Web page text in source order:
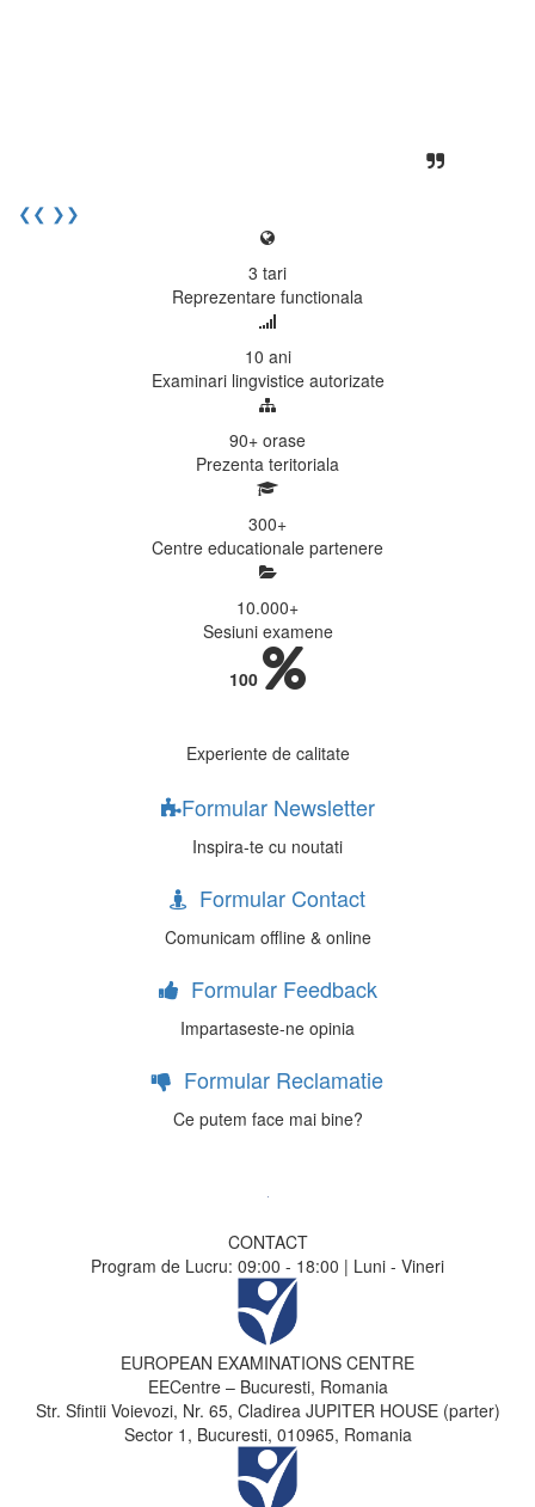
❮❮ ❯❯
3 tari
Reprezentare functionala
10 ani
Examinari lingvistice autorizate
90+ orase
Prezenta teritoriala
300+
Centre educationale partenere
10.000+
Sesiuni examene
100
Experiente de calitate
Formular Newsletter
Inspira-te cu noutati
Formular Contact
Comunicam offline & online
Formular Feedback
Impartaseste-ne opinia
Formular Reclamatie
Ce putem face mai bine?
CONTACT
Program de Lucru: 09:00 - 18:00 | Luni - Vineri
EUROPEAN EXAMINATIONS CENTRE
EECentre – Bucuresti, Romania
Str. Sfintii Voievozi, Nr. 65, Cladirea JUPITER HOUSE (parter)
Sector 1, Bucuresti, 010965, Romania